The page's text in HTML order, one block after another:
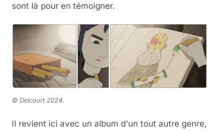
sont là pour en témoigner.
© Delcourt 2024.
Il revient ici avec un album d'un tout autre genre,